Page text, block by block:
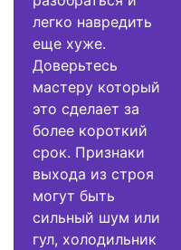
легко навредить
еще хуже.
Доверьтесь
мастеру который
это сделает за
более короткий
срок. Признаки
выхода из строя
могут быть
сильный шум или
гул, холодильник